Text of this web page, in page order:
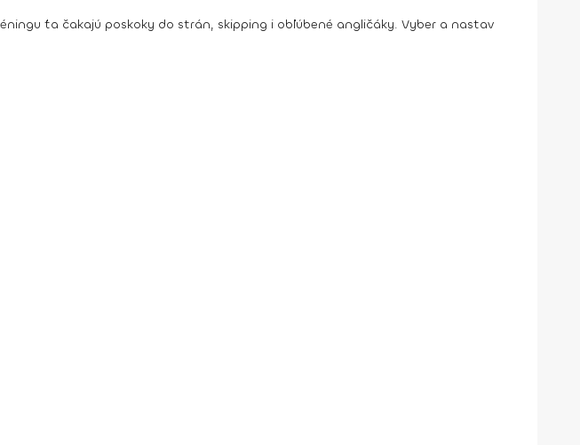
ťa čakajú poskoky do strán, skipping i obľúbené angličáky. Vyber a nastav